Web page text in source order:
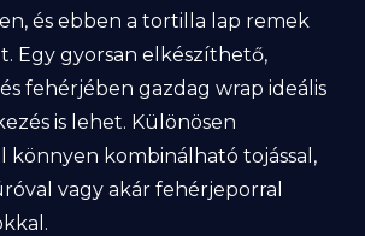
és ebben a tortilla lap remek
Egy gyorsan elkészíthető,
fehérjében gazdag wrap ideális
is lehet. Különösen
könnyen kombinálható tojással,
vagy akár fehérjeporral